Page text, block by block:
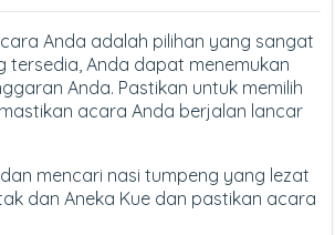
Anda adalah pilihan yang sangat
tersedia, Anda dapat menemukan
Anda. Pastikan untuk memilih
acara Anda berjalan lancar
mencari nasi tumpeng yang lezat
dan Aneka Kue dan pastikan acara